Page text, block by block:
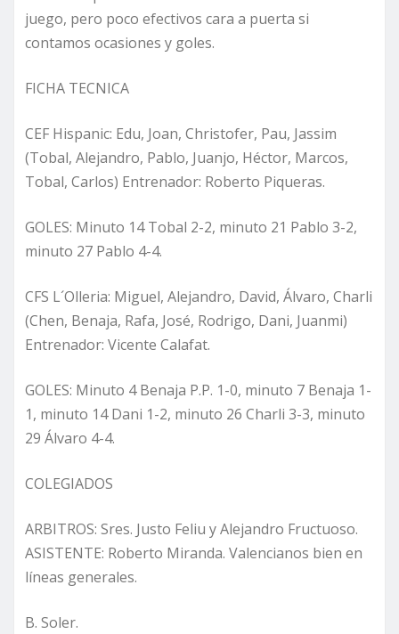
juego, pero poco efectivos cara a puerta si
contamos ocasiones y goles.
FICHA TECNICA
CEF Hispanic: Edu, Joan, Christofer, Pau, Jassim
(Tobal, Alejandro, Pablo, Juanjo, Héctor, Marcos,
Tobal, Carlos) Entrenador: Roberto Piqueras.
GOLES: Minuto 14 Tobal 2-2, minuto 21 Pablo 3-2,
minuto 27 Pablo 4-4.
CFS L´Olleria: Miguel, Alejandro, David, Álvaro, Charli
(Chen, Benaja, Rafa, José, Rodrigo, Dani, Juanmi)
Entrenador: Vicente Calafat.
GOLES: Minuto 4 Benaja P.P. 1-0, minuto 7 Benaja 1-
1, minuto 14 Dani 1-2, minuto 26 Charli 3-3, minuto
29 Álvaro 4-4.
COLEGIADOS
ARBITROS: Sres. Justo Feliu y Alejandro Fructuoso.
ASISTENTE: Roberto Miranda. Valencianos bien en
líneas generales.
B. Soler.